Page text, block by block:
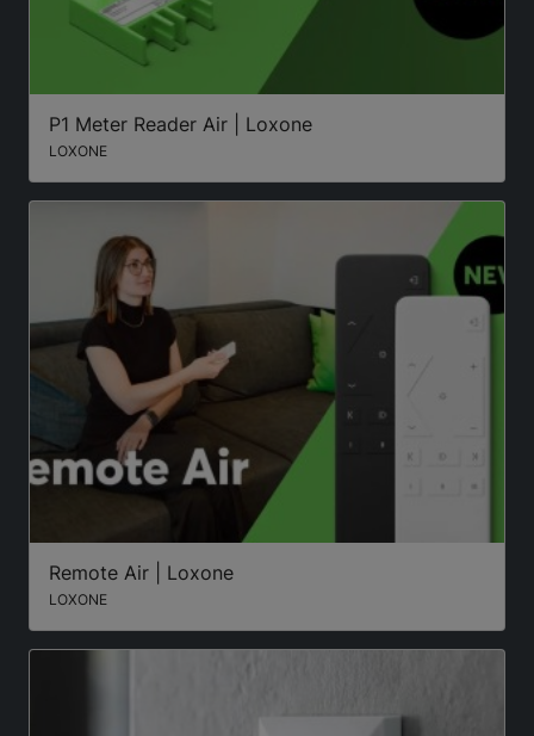
P1 Meter Reader Air | Loxone
LOXONE
Remote Air | Loxone
LOXONE